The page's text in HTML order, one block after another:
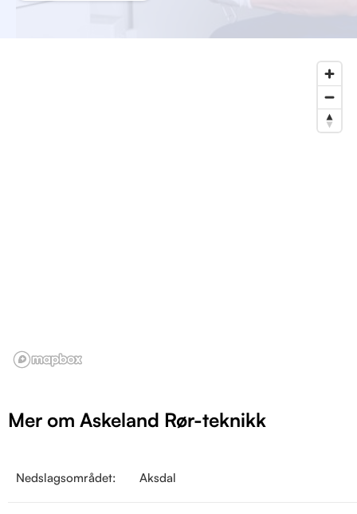
Mer om Askeland Rør-teknikk
Nedslagsområdet: Aksdal